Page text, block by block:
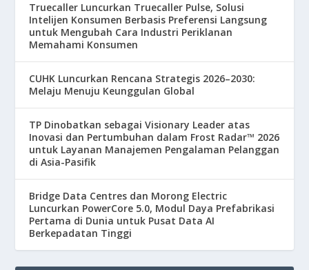
Truecaller Luncurkan Truecaller Pulse, Solusi
Intelijen Konsumen Berbasis Preferensi Langsung
untuk Mengubah Cara Industri Periklanan
Memahami Konsumen
CUHK Luncurkan Rencana Strategis 2026–2030:
Melaju Menuju Keunggulan Global
TP Dinobatkan sebagai Visionary Leader atas
Inovasi dan Pertumbuhan dalam Frost Radar™ 2026
untuk Layanan Manajemen Pengalaman Pelanggan
di Asia-Pasifik
Bridge Data Centres dan Morong Electric
Luncurkan PowerCore 5.0, Modul Daya Prefabrikasi
Pertama di Dunia untuk Pusat Data AI
Berkepadatan Tinggi